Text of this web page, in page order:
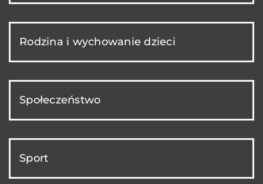
Rodzina i wychowanie dzieci
Społeczeństwo
Sport